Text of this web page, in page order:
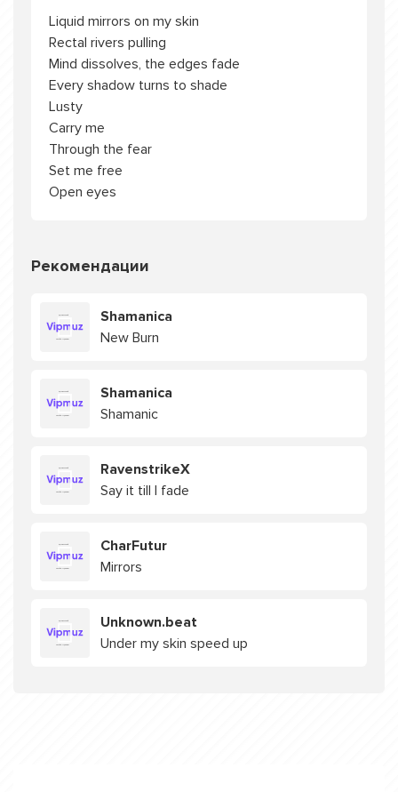
Liquid mirrors on my skin
Rectal rivers pulling
Mind dissolves, the edges fade
Every shadow turns to shade
Lusty
Carry me
Through the fear
Set me free
Open eyes
Рекомендации
Shamanica
New Burn
Shamanica
Shamanic
RavenstrikeX
Say it till I fade
CharFutur
Mirrors
Unknown.beat
Under my skin speed up